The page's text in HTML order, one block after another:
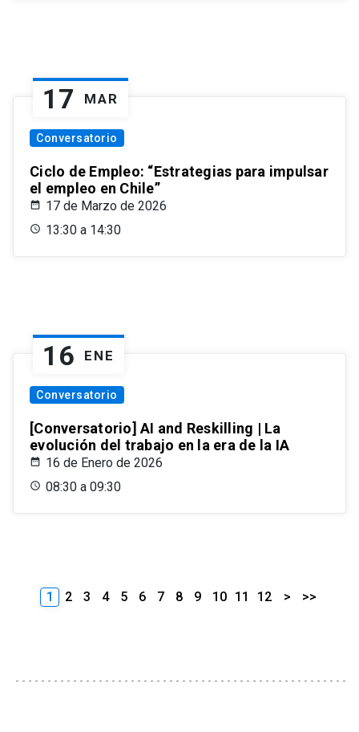
17 MAR
Conversatorio
Ciclo de Empleo: “Estrategias para impulsar
el empleo en Chile”
17 de Marzo de 2026
13:30 a 14:30
16 ENE
Conversatorio
[Conversatorio] AI and Reskilling | La
evolución del trabajo en la era de la IA
16 de Enero de 2026
08:30 a 09:30
1 2 3 4 5 6 7 8 9 10 11 12 > >>